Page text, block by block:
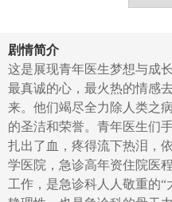
剧情简介
这是展现青年医生梦想与成
最真诚的心，最火热的情感
来。他们竭尽全力除人类之
的圣洁和荣誉。青年医生们
扎出了血，疼得流下热泪，
学医院，急诊高年资住院医
工作，是急诊科人人敬重的